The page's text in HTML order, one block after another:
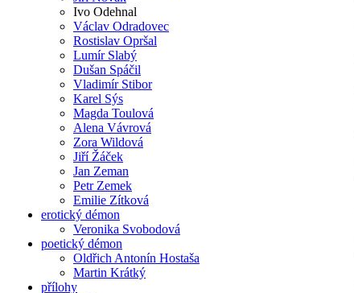
Ivo Odehnal
Václav Odradovec
Rostislav Opršal
Lumír Slabý
Dušan Spáčil
Vladimír Stibor
Karel Sýs
Magda Toulová
Alena Vávrová
Zora Wildová
Jiří Žáček
Jan Zeman
Petr Zemek
Emilie Zítková
erotický démon
Veronika Svobodová
poetický démon
Oldřich Antonín Hostaša
Martin Krátký
přílohy